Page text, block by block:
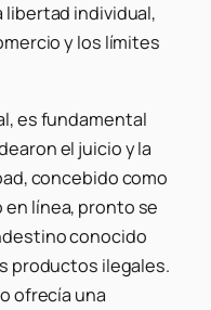
libertad individual,
y los límites
es fundamental
el juicio y la
concebido como
línea, pronto se
conocido
productos ilegales.
ofrecía una